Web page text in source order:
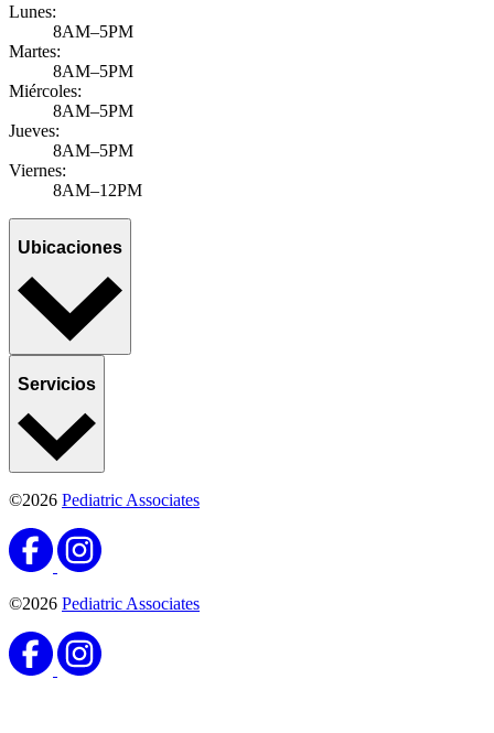
Lunes:
8AM–5PM
Martes:
8AM–5PM
Miércoles:
8AM–5PM
Jueves:
8AM–5PM
Viernes:
8AM–12PM
Ubicaciones
Servicios
©2026 Pediatric Associates
©2026 Pediatric Associates